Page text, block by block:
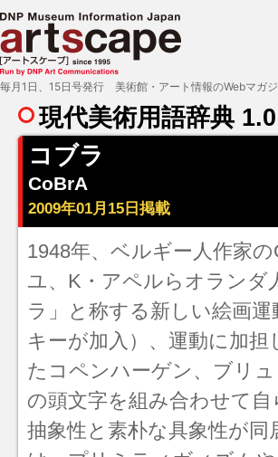
現代美術用語辞典 1.0
コブラ
CoBrA
2009年01月15日掲載
1948年、ベルギー人作家
ユ、K・アペルらオランダ
ラ」と称する新しい絵画
キーが加入）、運動に加
たコペンハーゲン、ブリ
の頭文字を組み合わせて
抽象性と素朴な具象性が
毎月1日、15日号発行 美術館・アート情報のWebマガ